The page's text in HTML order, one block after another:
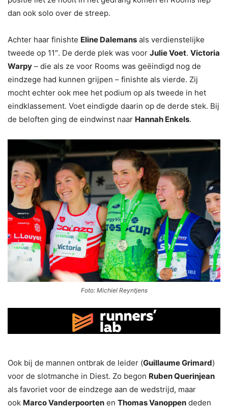
dan ook solo over de streep.
Achter haar finishte Eline Dalemans als verdienstelijke
tweede op 11″. De derde plek was voor Julie Voet. Victoria
Warpy – die als ze voor Rooms was geëindigd nog de
eindzege had kunnen grijpen – finishte als vierde. Zij
mocht echter ook mee het podium op als tweede in het
eindklassement. Voet eindigde daarin op de derde stek. Bij
de beloften ging de eindwinst naar Hannah Enkels.
Foto: Michiel Reyntjens
Ook bij de mannen ontbrak de leider (Guillaume Grimard)
voor de slotmanche in Diest. Zo begon Ruben Querinjean
als favoriet voor de eindzege aan de wedstrijd, maar
ook Marco Vanderpoorten en Thomas Vanoppen deden